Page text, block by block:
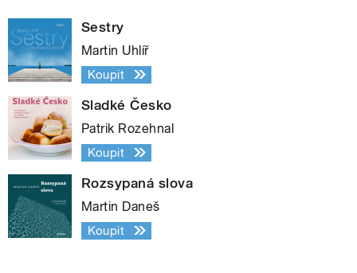
Sestry
Martin Uhlíř
Koupit
Sladké Česko
Patrik Rozehnal
Koupit
Rozsypaná slova
Martin Daneš
Koupit